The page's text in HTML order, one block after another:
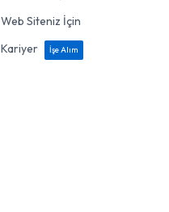
Web Siteniz İçin
Kariyer
İşe Alım